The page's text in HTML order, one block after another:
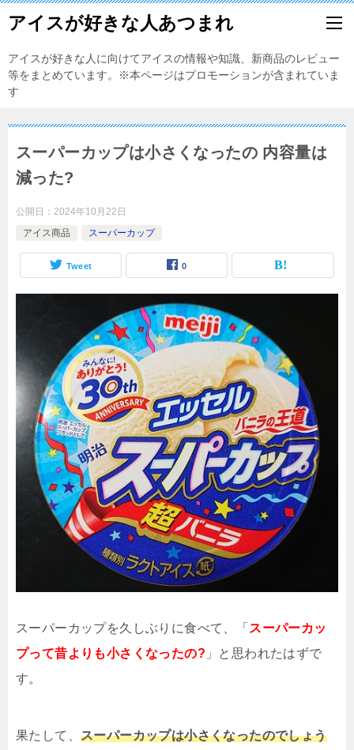
アイスが好きな人あつまれ
アイスが好きな人に向けてアイスの情報や知識、新商品のレビュー
等をまとめています。※本ページはプロモーションが含まれていま
す
スーパーカップは小さくなったの 内容量は
減った?
公開日： 2024年10月22日
アイス商品
スーパーカップ
Tweet 0
スーパーカップを久しぶりに食べて、「 スーパーカッ
プって昔よりも小さくなったの? 」と思われたはずで
す。
果たして、 スーパーカップは小さくなったのでしょう